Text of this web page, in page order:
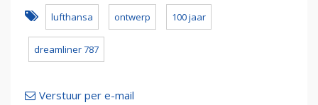
lufthansa ontwerp 100 jaar
dreamliner 787
Verstuur per e-mail